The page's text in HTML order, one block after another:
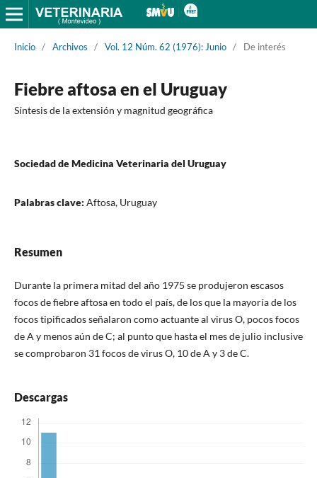
Inicio / Archivos / Vol. 12 Núm. 62 (1976): Junio / De interés
Fiebre aftosa en el Uruguay
Síntesis de la extensión y magnitud geográfica
Sociedad de Medicina Veterinaria del Uruguay
Palabras clave: Aftosa, Uruguay
Resumen
Durante la primera mitad del año 1975 se produjeron escasos
focos de fiebre aftosa en todo el país, de los que la mayoría de los
focos tipificados señalaron como actuante al virus O, pocos focos
de A y menos aún de C; al punto que hasta el mes de julio inclusive
se comprobaron 31 focos de virus O, 10 de A y 3 de C.
Descargas